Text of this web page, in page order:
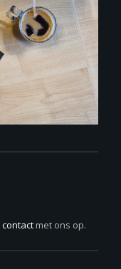
contact met ons op.